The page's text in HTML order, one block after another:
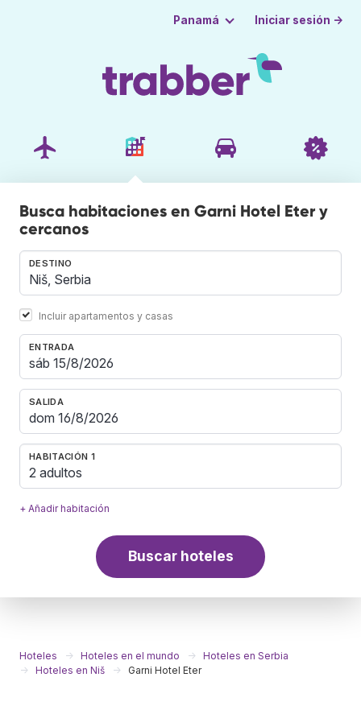
Panamá Iniciar sesión →
Busca habitaciones en Garni Hotel Eter y
cercanos
DESTINO
Incluir apartamentos y casas
ENTRADA
SALIDA
HABITACIÓN 1
2 adultos
+ Añadir habitación
Buscar hoteles
Hoteles Hoteles en el mundo
Hoteles en Serbia
Hoteles en Niš
Garni Hotel Eter